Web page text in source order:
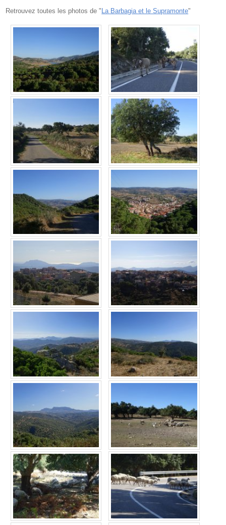
Retrouvez toutes les photos de " La Barbagia et le Supramonte"